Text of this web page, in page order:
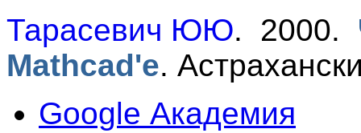
Тарасевич ЮЮ. 2000.
Mathcad'е.
Google Академия